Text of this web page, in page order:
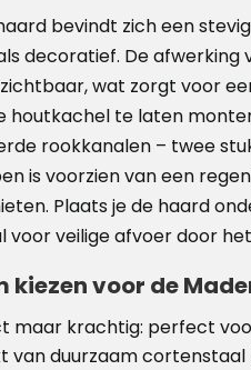
bevindt zich een
decoratief. De afwerking
wat zorgt voor
houtkachel te laten
rookkanalen – twee
is voorzien van een
Plaats je de haard
voor veilige afvoer door
kiezen voor de
maar krachtig: perfect
van duurzaam